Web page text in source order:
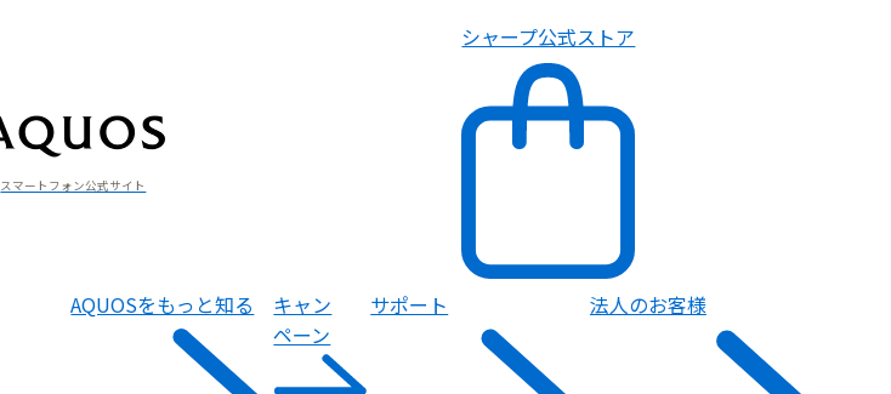
スマートフォン公式サイト
シャープ公式ストア
AQUOSをもっと知る
キャン
ペーン
サポート 法人のお客様